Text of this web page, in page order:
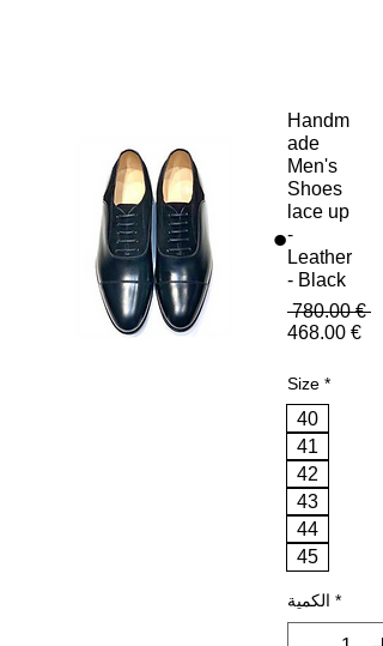
Handm
ade
Men's
Shoes
lace up
-
Leather
- Black
‏780.00 €
‏468.00 €
Size *
40
41
42
43
44
45
الكمية *